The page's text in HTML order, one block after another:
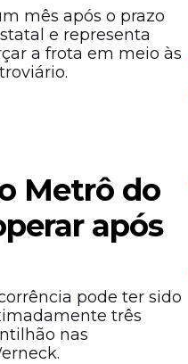
mês após o prazo
e representa
a frota em meio às
Metrô do
após
pode ter sido
três
nas